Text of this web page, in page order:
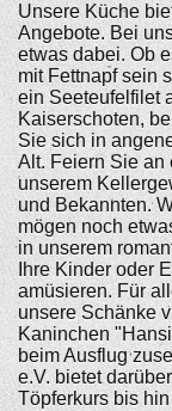
Unsere Küche
Angebote. Bei
etwas dabei. Ob
mit Fettnapf sein
ein Seeteufelfilet
Kaiserschoten,
Sie sich in
Alt. Feiern Sie an
unserem
und Bekannten.
mögen noch
in unserem
Ihre Kinder oder
amüsieren. Für
unsere Schänke
Kaninchen
beim Ausflug
e.V. bietet
Töpferkurs bis